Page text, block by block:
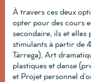
À travers ces deux
opter pour des cours
secondaire, ils et
stimulants à partir de
Tárrega), Art
plastiques et danse
et Projet personnel